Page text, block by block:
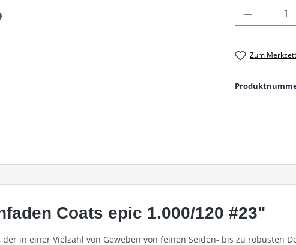
Zum
Coats epic 1.000/120 #23"
in einer Vielzahl von Geweben von feinen Seiden- bis zu robusten